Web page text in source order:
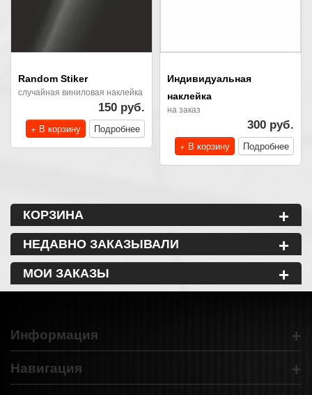
Random Stiker
случайная виниловая наклейка
150 руб.
+ В корзину
Подробнее
Индивидуальная
наклейка
на заказ
300 руб.
+ В корзину
Подробнее
КОРЗИНА +
НЕДАВНО ЗАКАЗЫВАЛИ +
МОИ ЗАКАЗЫ +
Информация +
Навигация +